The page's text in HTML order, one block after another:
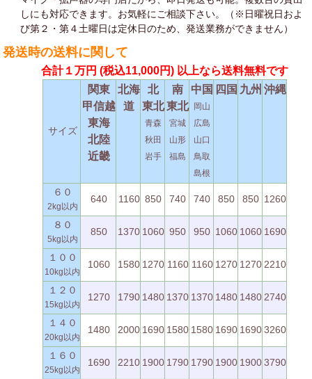
しにも対応できます。お気軽にご相談下さい。（※日曜祝日およ
び第２・第４土曜日は定休日のため、発送業務ができません）
発送時の送料に関して
合計１万円 (税込11,000円) 以上なら送料無料です
サイズ
関東
甲信越
東海
北陸
近畿
北海
道
北
東北
青森
秋田
岩手
南
東北
宮城
山形
福島
中国
岡山
広島
山口
鳥取
島根
四国 九州 沖縄
６０
2kg以内
640 1160 850 740 740 850 850 1260
８０
5kg以内
850 1370 1060 950 950 1060 1060 1690
１００
10kg以内
1060 1580 1270 1160 1160 1270 1270 2210
１２０
15kg以内
1270 1790 1480 1370 1370 1480 1480 2740
１４０
20kg以内
1480 2000 1690 1580 1580 1690 16903260
１６０
25kg以内
1690 2210 1900 1790 1790 1900 19003790